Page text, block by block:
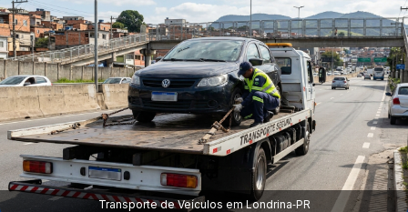
Transporte de Veículos em Londrina‑PR